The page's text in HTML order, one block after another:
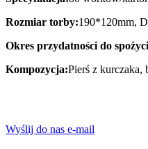
Rozmiar torby:190*120mm,
Okres przydatności do
Kompozycja:Pierś z kurczaka,
Wyślij do nas e-mail